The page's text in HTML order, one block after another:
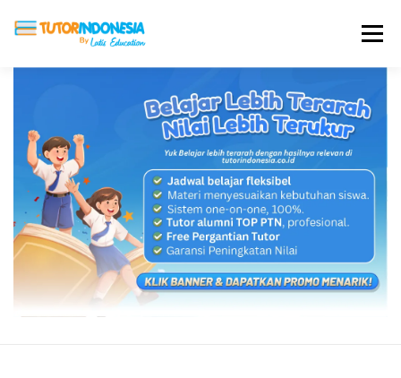
Menu
ABOUT US JADI PENGAJAR
BIAYA LES TESTIMONI PROFIL ALUMNI
BLOG DAFTAR SEKOLAH